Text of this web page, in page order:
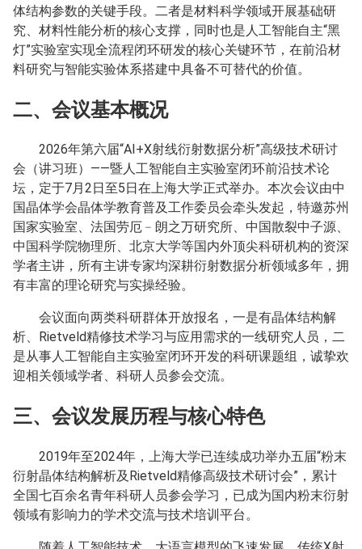
体结构参数的关键手段。二者是材料科学领域开展基础研
究、材料性能分析的核心支撑，同时也是人工智能自主“黑
灯”实验室实现全流程闭环研发的核心关键环节，在前沿材
料研究与智能实验体系搭建中具备不可替代的价值。
二、会议基本概况
2026年第六届“AI+X射线衍射数据分析”高级技术研讨
会（讲习班）——暨人工智能自主实验室闭环前沿技术论
坛，定于7月2日至5日在上海大学正式举办。本次会议由中
国晶体学会晶体学教育普及工作委员会牵头发起，特邀苏州
国家实验室、法国劳厄﹣朗之万研究所、中国散裂中子源、
中国科学院物理所、北京大学等国内外顶尖科研机构的资深
学者主讲，所有主讲专家均深耕衍射数据分析领域多年，拥
有丰富的理论研究与实操经验。
会议面向两类科研群体开放报名，一是有晶体结构解
析、Rietveld精修技术学习与应用需求的一线研究人员，二
是从事人工智能自主实验室闭环开发的科研课题组，诚挚欢
迎相关领域学者、科研人员参会交流。
三、会议发展历程与核心特色
2019年至2024年，上海大学已连续成功举办五届“粉末
衍射晶体结构解析及Rietveld精修高级技术研讨会”，累计
全国七百余名青年科研人员参会学习，已成为国内粉末衍射
领域有影响力的学术交流与技术培训平台。